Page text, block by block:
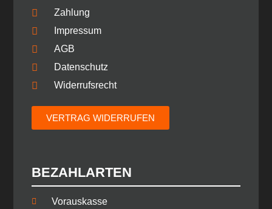
Zahlung
Impressum
AGB
Datenschutz
Widerrufsrecht
VERTRAG WIDERRUFEN
BEZAHLARTEN
Vorauskasse